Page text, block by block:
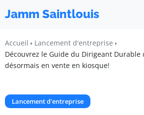
Jamm Saintlouis
Accueil
Lancement d'entreprise
Découvrez le Guide du Dirigeant Durable
désormais en vente en kiosque!
Lancement d'entreprise